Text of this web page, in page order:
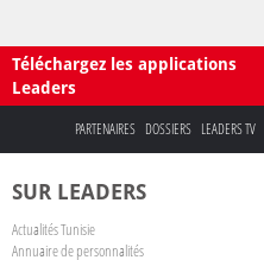
Téléchargez les applications
Leaders
PARTENAIRES DOSSIERS LEADERS TV
SUR LEADERS
Actualités Tunisie
Annuaire de personnalités